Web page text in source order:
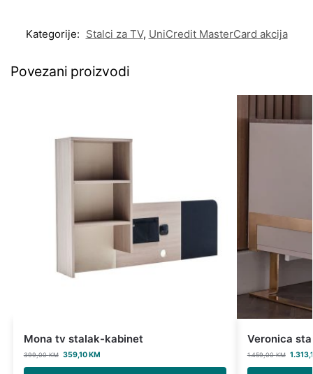
Kategorije: Stalci za TV, UniCredit MasterCard akcija
Povezani proizvodi
Mona tv stalak-kabinet
399,00KM 359,10KM
Veronica
1.459,00KM